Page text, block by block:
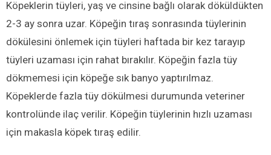
Köpeklerin tüyleri, yaş ve cinsine bağlı olarak döküldükten
2-3 ay sonra uzar. Köpeğin tıraş sonrasında tüylerinin
dökülesini önlemek için tüyleri haftada bir kez tarayıp
tüyleri uzaması için rahat bırakılır. Köpeğin fazla tüy
dökmemesi için köpeğe sık banyo yaptırılmaz.
Köpeklerde fazla tüy dökülmesi durumunda veteriner
kontrolünde ilaç verilir. Köpeğin tüylerinin hızlı uzaması
için makasla köpek tıraş edilir.